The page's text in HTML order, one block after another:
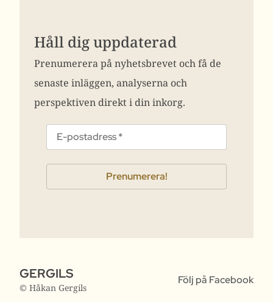
Håll dig uppdaterad
Prenumerera på nyhetsbrevet och få de
senaste inläggen, analyserna och
perspektiven direkt i din inkorg.
GERGILS
© Håkan Gergils
Följ på Facebook